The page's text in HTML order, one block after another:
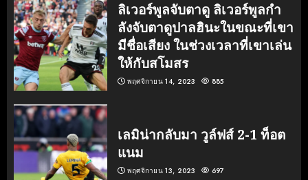
ลิเวอร์พูลจับตาดู ลิเวอร์พูลกํา
ลังจับตาดูปาลฮินะในขณะที่เขา
มีชื่อเสียง ในช่วงเวลาที่เขาเล่น
ให้กับสโมสร
พฤศจิกายน 14, 2023 885
เลมิน่ากลับมา วูล์ฟส์ 2-1 ท็อต
แนม
พฤศจิกายน 13, 2023 697